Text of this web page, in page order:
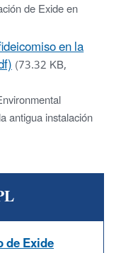
de Exide en
en la
(73.32 KB,
antigua instalación
de Exide